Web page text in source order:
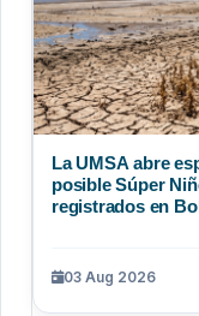
La UMSA abre
posible Súper
registrados en
03 Aug 2026